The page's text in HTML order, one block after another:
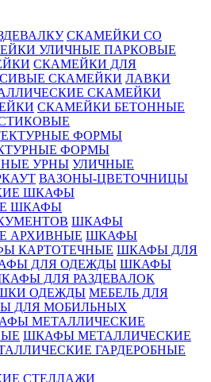
СКАМЕЙКИ СО
УЛИЧНЫЕ ПАРКОВЫЕ
СКАМЕЙКИ ДЛЯ
СКАМЕЙКИ ЛАВКИ
СКАМЕЙКИ
СКАМЕЙКИ БЕТОННЫЕ
ФОРМЫ
УРНЫ УЛИЧНЫЕ
ВАЗОНЫ-ЦВЕТОЧНИЦЫ
ШКАФЫ
ШКАФЫ
АРХИВНЫЕ ШКАФЫ
КАРТОТЕЧНЫЕ ШКАФЫ ДЛЯ
ДЛЯ ОДЕЖДЫ ШКАФЫ
ДЛЯ РАЗДЕВАЛОК
ОДЕЖДЫ МЕБЕЛЬ ДЛЯ
ДЛЯ МОБИЛЬНЫХ
МЕТАЛЛИЧЕСКИЕ
ШКАФЫ МЕТАЛЛИЧЕСКИЕ
ГАРДЕРОБНЫЕ